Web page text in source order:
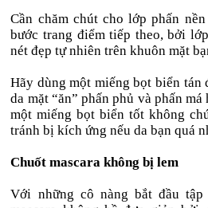
Cần chăm chút cho lớp phấn
bước trang điểm tiếp theo, bởi
nét đẹp tự nhiên trên khuôn mặt
Hãy dùng một miếng bọt biển tán
da mặt “ăn” phấn phủ và phấn
một miếng bọt biển tốt không
tránh bị kích ứng nếu da bạn quá
Chuốt mascara không bị lem
Với những cô nàng bắt đầu